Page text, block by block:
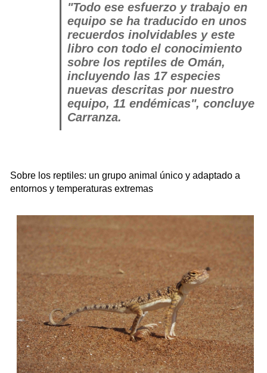
"Todo ese esfuerzo y trabajo en
equipo se ha traducido en unos
recuerdos inolvidables y este
libro con todo el conocimiento
sobre los reptiles de Omán,
incluyendo las 17 especies
nuevas descritas por nuestro
equipo, 11 endémicas", concluye
Carranza.
Sobre los reptiles: un grupo animal único y adaptado a
entornos y temperaturas extremas